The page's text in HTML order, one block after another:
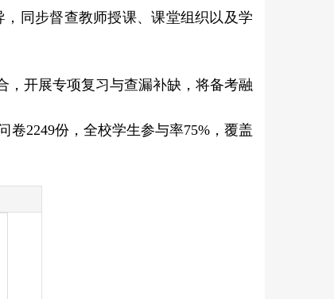
同步督查教师授课、课堂组织以及学
，开展专项复习与查漏补缺，将备考融
卷2249份，全校学生参与率75%，覆盖